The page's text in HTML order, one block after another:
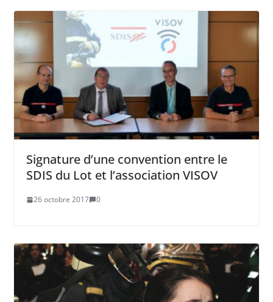
Signature d’une convention entre le
SDIS du Lot et l’association VISOV
26 octobre 2017 0